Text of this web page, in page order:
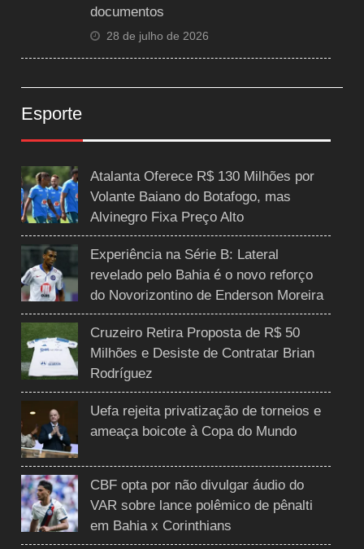
documentos
28 de julho de 2026
Esporte
Atalanta Oferece R$ 130 Milhões por
Volante Baiano do Botafogo, mas
Alvinegro Fixa Preço Alto
Experiência na Série B: Lateral
revelado pelo Bahia é o novo reforço
do Novorizontino de Enderson Moreira
Cruzeiro Retira Proposta de R$ 50
Milhões e Desiste de Contratar Brian
Rodríguez
Uefa rejeita privatização de torneios e
ameaça boicote à Copa do Mundo
CBF opta por não divulgar áudio do
VAR sobre lance polêmico de pênalti
em Bahia x Corinthians